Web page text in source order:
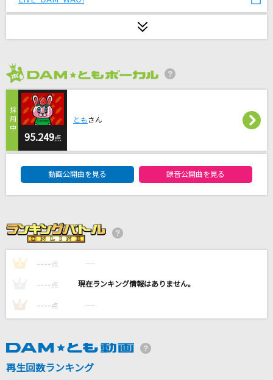
夜撫でるメノウ
アンジェラ・アキ
[生音]Missing
TEST ME(【推しの子】アニメバージョン)
ちゃんみな
アカイト
キュートなキューたい
CUTIE STREET
[オリカラ]揺れる想い
[生音]爆弾魔
95.249点
とも さん
動画公開曲を見る 録音公開曲を見る
1 ---- 点 ----
---- 点 ----
3 ---- 点 ----
再生回数ランキング